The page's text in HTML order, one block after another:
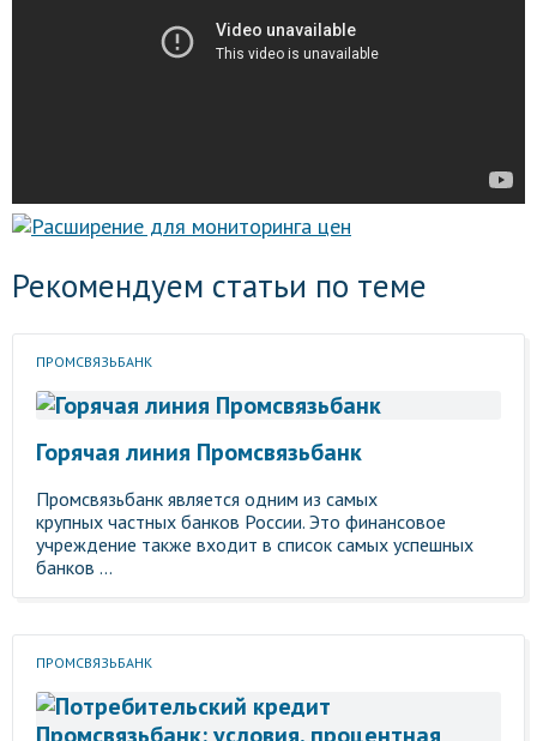
Рекомендуем статьи по теме
ПРОМСВЯЗЬБАНК
Горячая линия Промсвязьбанк
Промсвязьбанк является одним из самых
крупных частных банков России. Это финансовое
учреждение также входит в список самых успешных
банков ...
ПРОМСВЯЗЬБАНК